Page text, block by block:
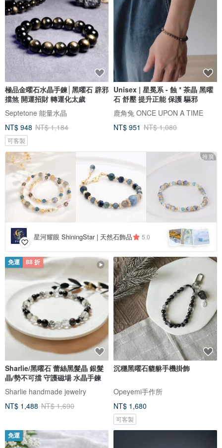
極品金曜石水晶手鍊│黑曜石 辟邪
擋煞 開運招財 轉運化太歲
Septetone 能量水晶
NT$ 948 NT$ 1,184
可客製
Unisex | 星冕系 - 蝕 * 茶晶 黑曜
石 舒壓 提升正能 保護 驅邪
鹿角兔 ONCE UPON A TIME
NT$ 951 NT$ 1,080
推廣
星河耀眼 ShiningStar | 天然石飾品 5.0
免運 88 折
Sharlie/黑曜石 蕾絲黑髮晶 銀髮
晶/勢不可擋 守護磁場 水晶手鍊
Sharlie handmade jewelry
NT$ 1,488 NT$ 1,690
沉穩黑曜石貔貅手機掛飾
Opeyemi手作所
NT$ 1,680
可客製
免運